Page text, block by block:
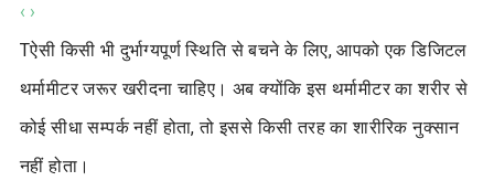
‹ ›
Tऐसी किसी भी दुर्भाग्यपूर्ण स्थिति से बचने के लिए, आपको एक डिजिटल
थर्मामीटर जरूर खरीदना चाहिए। अब क्योंकि इस थर्मामीटर का शरीर से
कोई सीधा सम्पर्क नहीं होता, तो इससे किसी तरह का शारीरिक नुक्सान
नहीं होता।